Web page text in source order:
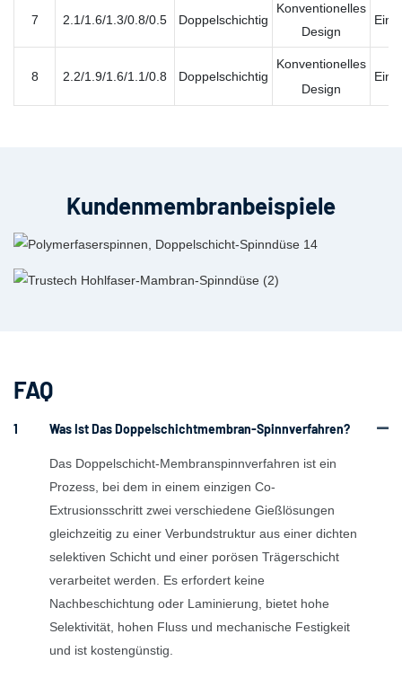
7 2.1/1.6/1.3/0.8/0.5 Doppelschichtig
Konventionelles
Design
8 2.2/1.9/1.6/1.1/0.8 Doppelschichtig
Konventionelles
Design
Kundenmembranbeispiele
FAQ
1 Was Ist Das Doppelschichtmembran-Spinnverfahren?
Das Doppelschicht-Membranspinnverfahren ist ein
Prozess, bei dem in einem einzigen Co-
Extrusionsschritt zwei verschiedene Gießlösungen
gleichzeitig zu einer Verbundstruktur aus einer dichten
selektiven Schicht und einer porösen Trägerschicht
verarbeitet werden. Es erfordert keine
Nachbeschichtung oder Laminierung, bietet hohe
Selektivität, hohen Fluss und mechanische Festigkeit
und ist kostengünstig.